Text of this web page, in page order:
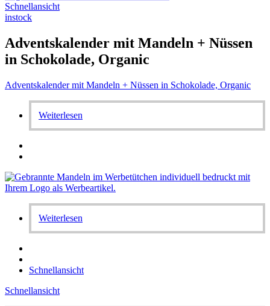
Schnellansicht
instock
Adventskalender mit Mandeln + Nüssen
in Schokolade, Organic
Adventskalender mit Mandeln + Nüssen in Schokolade, Organic
Weiterlesen
Weiterlesen
Schnellansicht
Schnellansicht